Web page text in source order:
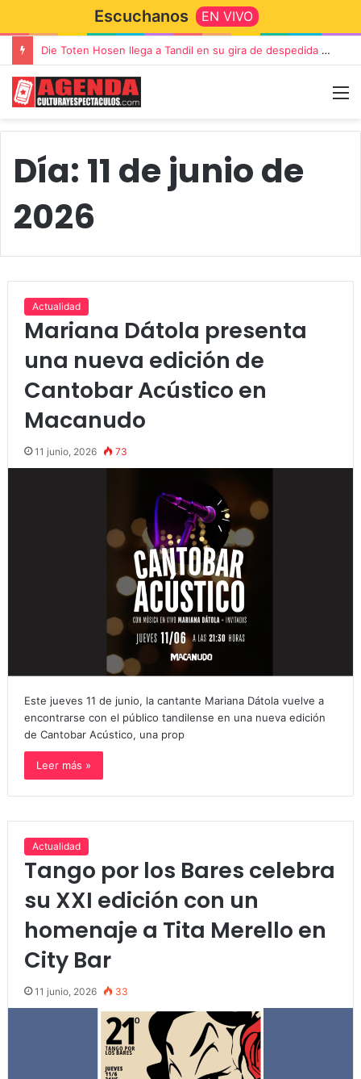
Escuchanos EN VIVO
Die Toten Hosen llega a Tandil en su gira de despedida «Fútbol, Asado, Vino y Adiós Amigos»
Día: 11 de junio de
2026
Actualidad
Mariana Dátola presenta
una nueva edición de
Cantobar Acústico en
Macanudo
11 junio, 2026 73
Este jueves 11 de junio, la cantante Mariana Dátola vuelve a
encontrarse con el público tandilense en una nueva edición
de Cantobar Acústico, una prop
Leer más »
Actualidad
Tango por los Bares celebra
su XXI edición con un
homenaje a Tita Merello en
City Bar
11 junio, 2026 33